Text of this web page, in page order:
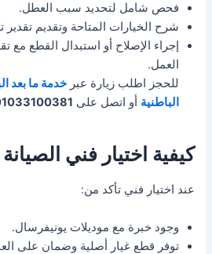
فحص شامل لتحديد سبب العطل.
شرح الخيارات المتاحة وتقديم تقدير
إجراء الإصلاح أو استبدال القطع
العمل.
للحجز اطلب زيارة عبرخدمة ما بعد
الباطنية أو اتصل على
كيفية اختيار فني
عند اختيار فني تأكد من:
وجود خبرة مع موديلات يونيفرسال.
توفر قطع غيار أصلية وضمان على